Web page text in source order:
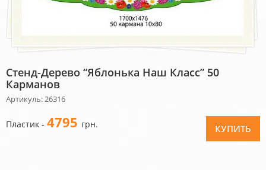
Стенд-Дерево “Яблонька Наш Класс” 50
Карманов
Артикуль: 26316
Пластик - 4795 грн. КУПИТЬ